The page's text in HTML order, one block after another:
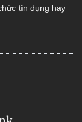
tín dụng hay